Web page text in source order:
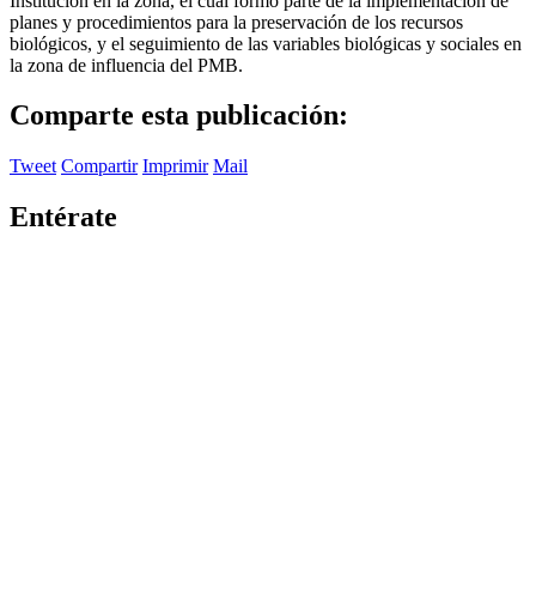
planes y procedimientos para la preservación de los recursos
biológicos, y el seguimiento de las variables biológicas y sociales en
la zona de influencia del PMB.
Comparte esta publicación:
Tweet Compartir Imprimir Mail
Entérate